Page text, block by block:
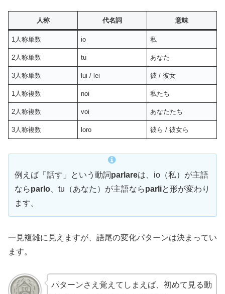
人称 代名詞 意味
1人称単数 io 私
2人称単数 tu あなた
3人称単数 lui / lei 彼 / 彼女
1人称複数 noi 私たち
2人称複数 voi あなたたち
3人称複数 loro 彼ら / 彼女ら
例えば「話す」という動詞parlareは、io（私）が主語
ならparlo 、tu（あなた）が主語ならparliと形が変わり
ます。
一見複雑に見えますが、語尾の変化パターンは決まってい
ます。
パターンさえ覚えてしまえば、初めて見る動